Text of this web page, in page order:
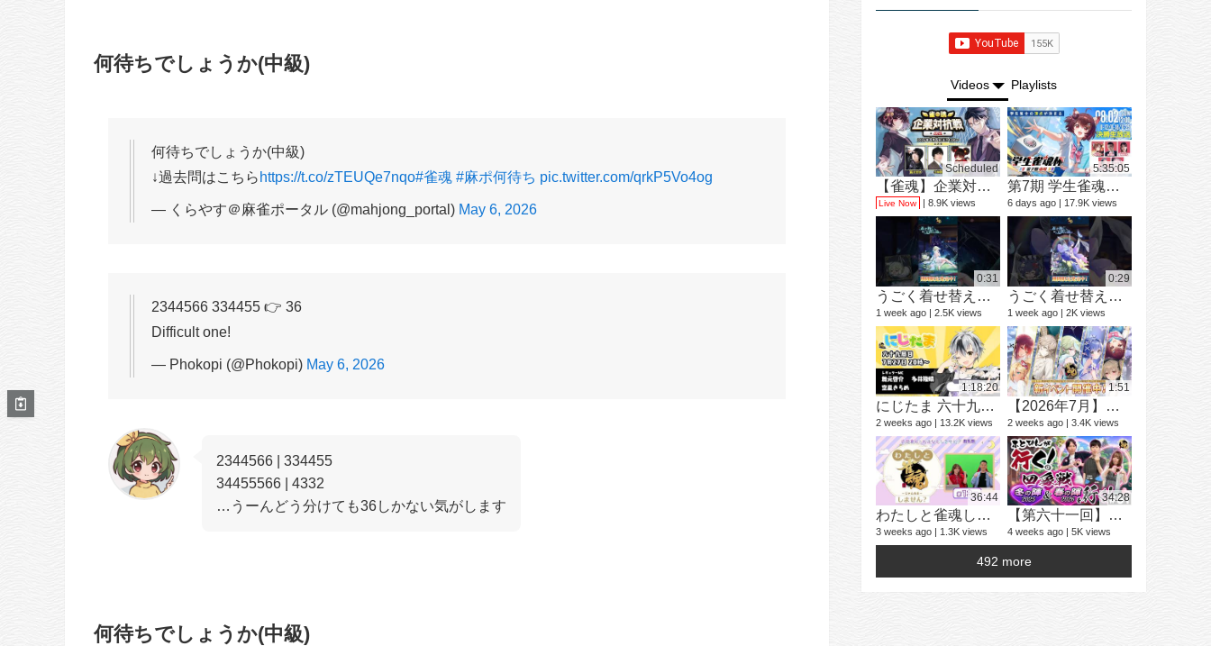
何待ちでしょうか(中級)
何待ちでしょうか(中級)
↓過去問はこちら https://t.co/zTEUQe7nqo#雀魂 #麻ポ何待ち pic.twitter.com/qrkP5Vo4og
— くらやす＠麻雀ポータル (@mahjong_portal) May 6, 2026
2344566 334455 👉 36
Difficult one!
— Phokopi (@Phokopi) May 6, 2026
2344566 | 334455
34455566 | 4332
…うーんどう分けても36しかない気がします
何待ちでしょうか(中級)
Videos Playlists
Scheduled
【雀魂】企業対抗戦2026【予選】
Live Now 8.9K views
5:35:05
第7期 学生雀魂杯 南場 決勝
6 days ago 17.9K views
0:31
うごく着せ替え紹介動画 ミラ #shorts
1 week ago 2.5K views
0:29
うごく着せ替え紹介動画 七海 礼奈 #shorts
1 week ago 2K views
1:18:20
にじたま 六十九局目 今日は何のルールで遊ぼうかにゃ？
2 weeks ago 13.2K views
1:51
【2026年7月】「雀魂 じゃんたま」 イベント 新内容一覧
2 weeks ago 3.4K views
36:44
わたしと雀魂しません？ 第13回目内田真礼とおはなししません！？
3 weeks ago 1.3K views
34:28
【第六十一回】ふとぴんが行く！四象戦 冬の陣25/春の陣26 編
4 weeks ago 5K views
492 more